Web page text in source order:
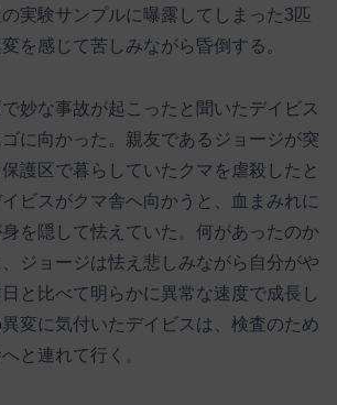
実験サンプルに曝露してしまった3匹
を感じて苦しみながら昏倒する。
妙な事故が起こったと聞いたデイビス
に向かった。親友であるジョージが突
護区で暮らしていたクマを虐殺したと
ビスがクマ舎へ向かうと、血まみれに
を隠して怯えていた。何があったのか
ジョージは怯え悲しみながら自分がや
と比べて明らかに異常な速度で成長し
変に気付いたデイビスは、検査のため
と連れて行く。